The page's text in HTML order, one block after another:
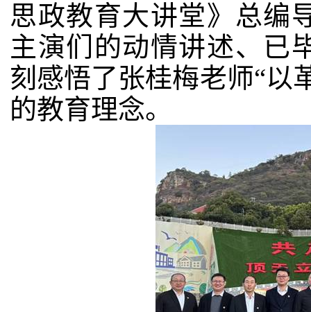
思政教育大讲堂》总编
主演们的动情讲述、已
刻感悟了张桂梅老师“以
的教育理念。